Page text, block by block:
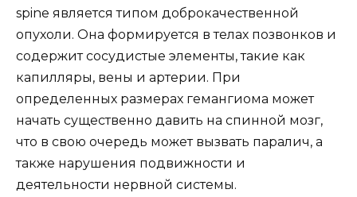
spine является типом доброкачественной
опухоли. Она формируется в телах позвонков и
содержит сосудистые элементы, такие как
капилляры, вены и артерии. При
определенных размерах гемангиома может
начать существенно давить на спинной мозг,
что в свою очередь может вызвать паралич, а
также нарушения подвижности и
деятельности нервной системы.